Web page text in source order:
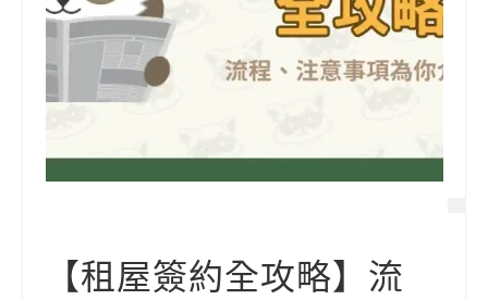
久通專欄
時事解析
生活理財
【租屋簽約全攻略】流